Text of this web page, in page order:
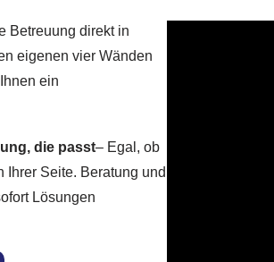
Betreuung direkt in
eigenen vier Wänden
ein
die passt– Egal, ob
Ihrer Seite. Beratung und
Lösungen